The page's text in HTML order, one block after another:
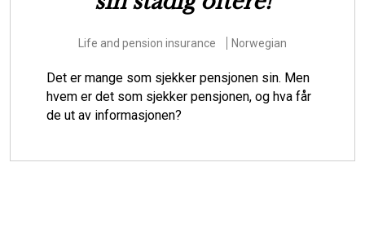
hjælpe borgere i
Environmental issuesRisk Danish
oversvømmer huse, infrastruktur og andre